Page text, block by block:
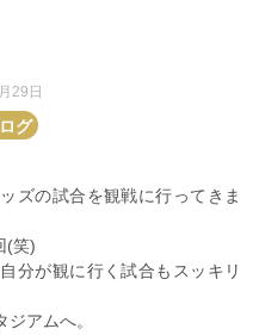
29日
グ
ズの試合を観戦に行ってきま
(笑)
分が観に行く試合もスッキリ
アムへ。